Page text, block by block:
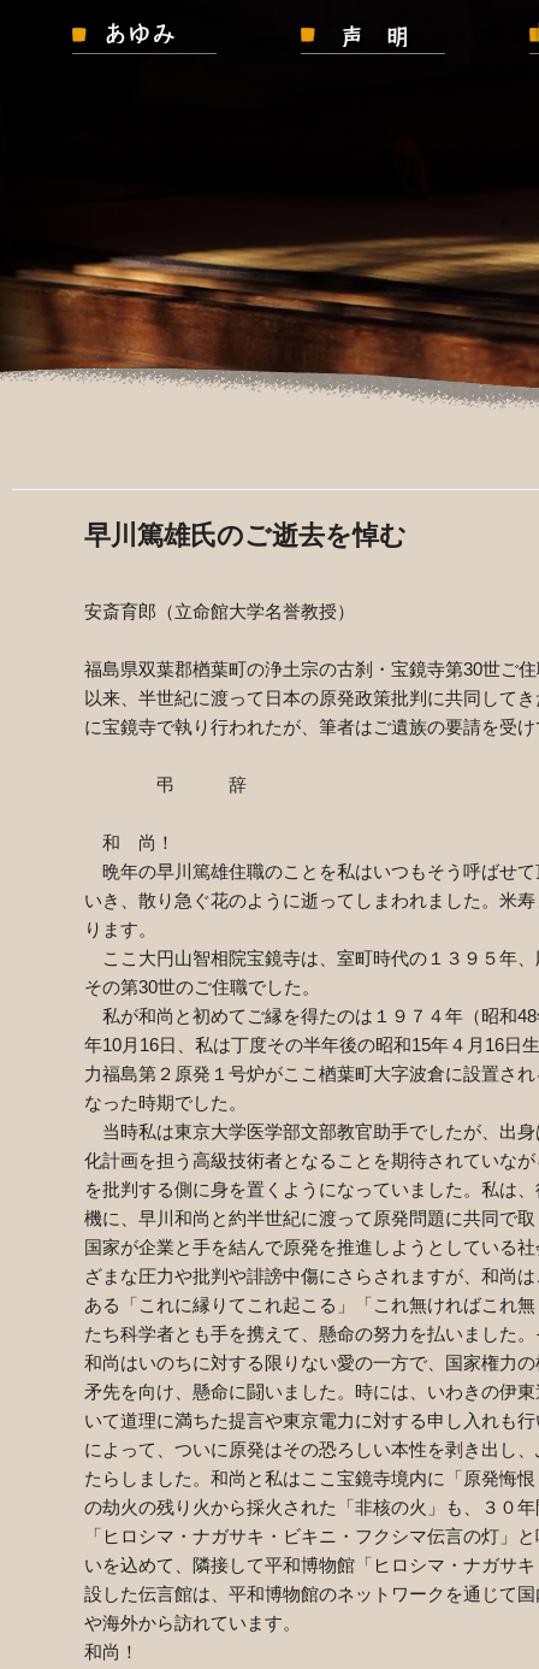
早川篤雄氏のご逝去を悼む
安斎育郎（立命館大学名誉教授）
福島県双葉郡楢葉町の浄土宗の古刹・宝鏡寺第30世ご
以来、半世紀に渡って日本の原発政策批判に共同して
に宝鏡寺で執り行われたが、筆者はご遺族の要請を受
弔 辞
和 尚！
晩年の早川篤雄住職のことを私はいつもそう呼ばせ
いき、散り急ぐ花のように逝ってしまわれました。米
ります。
ここ大円山智相院宝鏡寺は、室町時代の１３９５年
その第30世のご住職でした。
私が和尚と初めてご縁を得たのは１９７４年（昭和48
年10月 16日、私は丁度その半年後の昭和15年４月 16日
力福島第２原発１号炉がここ楢葉町大字波倉に設置さ
なった時期でした。
当時私は東京大学医学部文部教官助手でしたが、出
化計画を担う高級技術者となることを期待されていな
を批判する側に身を置くようになっていました。私は
機に、早川和尚と約半世紀に渡って原発問題に共同で
国家が企業と手を結んで原発を推進しようとしている
ざまな圧力や批判や誹謗中傷にさらされますが、和尚
ある「これに縁りてこれ起こる」「これ無ければこれ
たち科学者とも手を携えて、懸命の努力を払いました
和尚はいのちに対する限りない愛の一方で、国家権力
矛先を向け、懸命に闘いました。時には、いわきの伊
いて道理に満ちた提言や東京電力に対する申し入れも
によって、ついに原発はその恐ろしい本性を剥き出し
たらしました。和尚と私はここ宝鏡寺境内に「原発悔
の劫火の残り火から採火された「非核の火」も、３０
「ヒロシマ・ナガサキ・ビキニ・フクシマ伝言の灯」
いを込めて、隣接して平和博物館「ヒロシマ・ナガサ
設した伝言館は、平和博物館のネットワークを通じて
や海外から訪れています。
和尚！